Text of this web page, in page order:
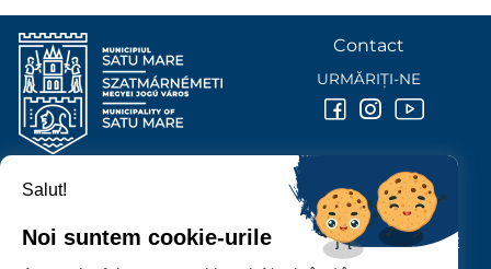
PRIMĂRIA MUNICIPIULUI
P-ȚA 25 OCTOMBRIE, NR. 1 CORP M, 440026 SATU MARE
Contact
URMĂRIȚI-NE
Salut!
Noi suntem cookie-urile